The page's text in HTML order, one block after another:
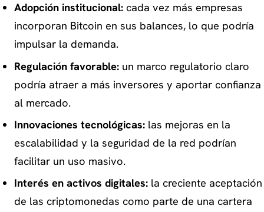
Adopción institucional:cada vez más empresas
incorporan Bitcoin en sus balances, lo que podría
impulsar la demanda.
Regulación favorable:un marco regulatorio claro
podría atraer a más inversores y aportar confianza
al mercado.
Innovaciones tecnológicas:las mejoras en la
escalabilidad y la seguridad de la red podrían
facilitar un uso masivo.
Interés en activos digitales:la creciente aceptación
de las criptomonedas como parte de una cartera